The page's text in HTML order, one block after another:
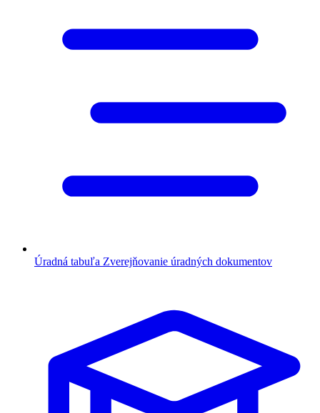
Úradná tabuľa Zverejňovanie úradných dokumentov